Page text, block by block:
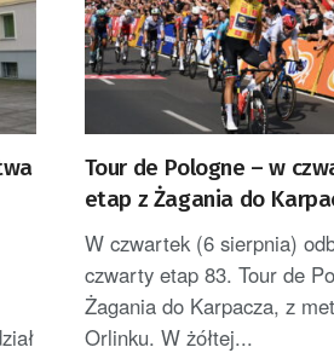
Tour de Pologne – w
etap z Żagania do
W czwartek (6 sierpnia)
czwarty etap 83. Tour de
Żagania do Karpacza, z
Orlinku. W żółtej...